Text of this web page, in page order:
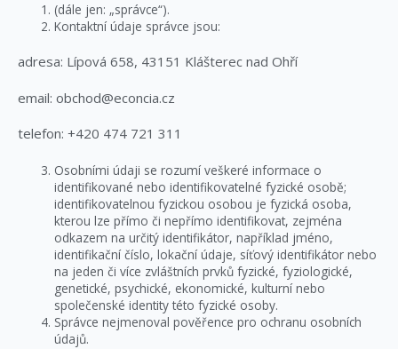
(dále jen: „správce“).
Kontaktní údaje správce jsou:
adresa: Lípová 658, 43151 Klášterec nad Ohří
email: obchod@econcia.cz
telefon: +420 474 721 311
Osobními údaji se rozumí veškeré informace o
identifikované nebo identifikovatelné fyzické osobě;
identifikovatelnou fyzickou osobou je fyzická osoba,
kterou lze přímo či nepřímo identifikovat, zejména
odkazem na určitý identifikátor, například jméno,
identifikační číslo, lokační údaje, síťový identifikátor nebo
na jeden či více zvláštních prvků fyzické, fyziologické,
genetické, psychické, ekonomické, kulturní nebo
společenské identity této fyzické osoby.
Správce nejmenoval pověřence pro ochranu osobních
údajů.